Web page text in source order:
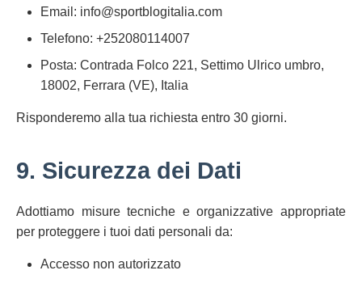
Email: info@sportblogitalia.com
Telefono: +252080114007
Posta: Contrada Folco 221, Settimo Ulrico umbro,
18002, Ferrara (VE), Italia
Risponderemo alla tua richiesta entro 30 giorni.
9. Sicurezza dei Dati
Adottiamo misure tecniche e organizzative appropriate
per proteggere i tuoi dati personali da:
Accesso non autorizzato